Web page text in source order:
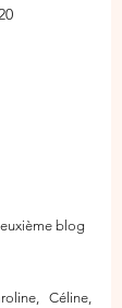
blog
Céline,